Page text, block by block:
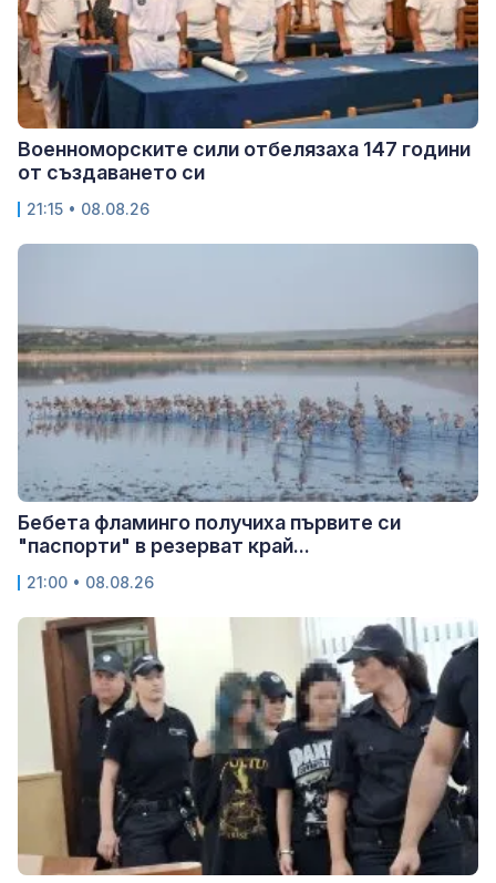
Военноморските сили отбелязаха 147 години
от създаването си
21:15 • 08.08.26
Бебета фламинго получиха първите си
"паспорти" в резерват край...
21:00 • 08.08.26